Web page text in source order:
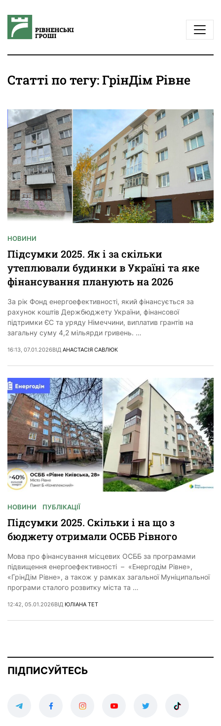
Статті по тегу: ГрінДім Рівне
НОВИНИ
Підсумки 2025. Як і за скільки
утеплювали будинки в Україні та яке
фінансування планують на 2026
За рік Фонд енергоефективності, який фінансується за
рахунок коштів Держбюджету України, фінансової
підтримки ЄС та уряду Німеччини, виплатив грантів на
загальну суму 4,2 мільярди гривень. …
16:13, 07.01.2026ВІД АНАСТАСІЯ САВЛЮК
НОВИНИ ПУБЛІКАЦІЇ
Підсумки 2025. Скільки і на що з
бюджету отримали ОСББ Рівного
Мова про фінансування місцевих ОСББ за програмами
підвищення енергоефективності – «Енергодім Рівне»,
«ГрінДім Рівне», а також у рамках загальної Муніципальної
програми сталого розвитку міста та …
12:42, 05.01.2026ВІД ЮЛІАНА ТЕТ
ПІДПИСУЙТЕСЬ